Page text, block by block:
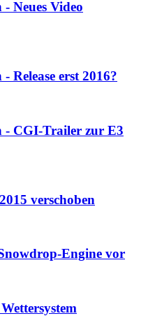
Neues Video
Release erst 2016?
- CGI-Trailer zur E3
verschoben
Engine vor